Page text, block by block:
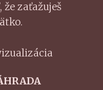
zaťažuješ